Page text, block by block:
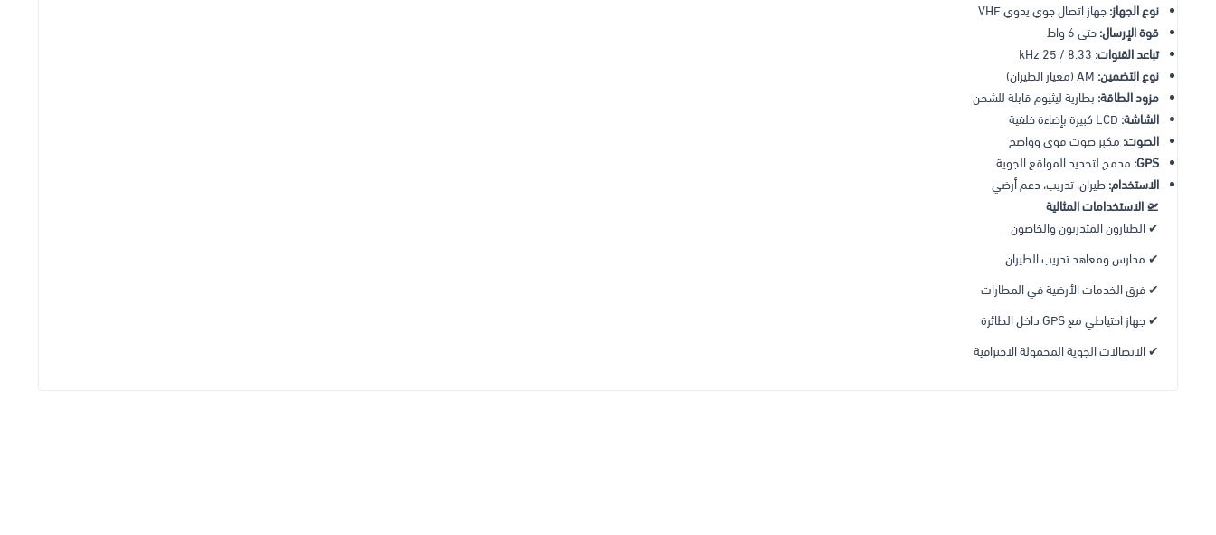
نوع الجهاز:جهاز اتصال جوي يدوي VHF
قوة الإرسال:حتى 6 واط
تباعد القنوات:
نوع التضمين:
مزود الطاقة: بطارية ليثيوم قابلة للشحن
الشاشة:
الصوت: مكبر صوت قوي وواضح
GPS: مدمج لتحديد المواقع الجوية
الاستخدام:طيران، تدريب، دعم أرضي
🛫 الاستخدامات المثالية
✔ الطيارون المتدربون والخاصون
✔ مدارس ومعاهد تدريب الطيران
✔ فرق الخدمات الأرضية في المطارات
✔ جهاز احتياطي مع GPS داخل الطائرة
✔ الاتصالات الجوية المحمولة الاحترافية